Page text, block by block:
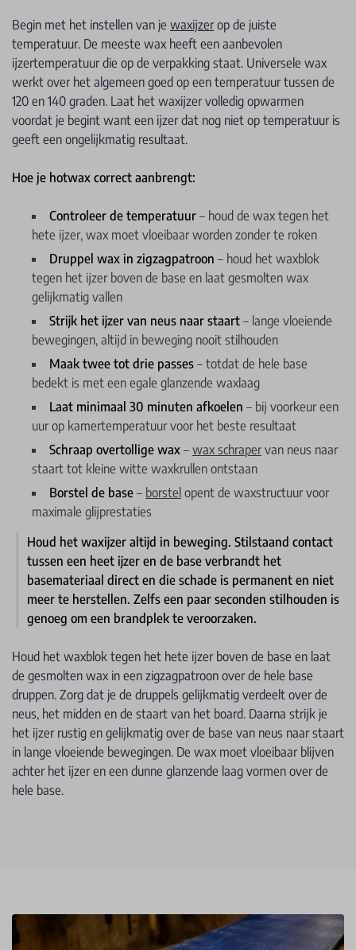
Begin met het instellen van je waxijzerop de juiste
temperatuur. De meeste wax heeft een aanbevolen
ijzertemperatuur die op de verpakking staat. Universele wax
werkt over het algemeen goed op een temperatuur tussen de
120 en 140 graden. Laat het waxijzer volledig opwarmen
voordat je begint want een ijzer dat nog niet op temperatuur is
geeft een ongelijkmatig resultaat.
Hoe je hotwax correct aanbrengt:
Controleer de temperatuur – houd de wax tegen het
hete ijzer, wax moet vloeibaar worden zonder te roken
Druppel wax in zigzagpatroon – houd het waxblok
tegen het ijzer boven de base en laat gesmolten wax
gelijkmatig vallen
Strijk het ijzer van neus naar staart – lange vloeiende
bewegingen, altijd in beweging nooit stilhouden
Maak twee tot drie passes – totdat de hele base
bedekt is met een egale glanzende waxlaag
Laat minimaal 30 minuten afkoelen – bij voorkeur een
uur op kamertemperatuur voor het beste resultaat
Schraap overtollige wax – wax schrapervan neus naar
staart tot kleine witte waxkrullen ontstaan
Borstel de base – borstel opent de waxstructuur voor
maximale glijprestaties
Houd het waxijzer altijd in beweging. Stilstaand contact
tussen een heet ijzer en de base verbrandt het
basemateriaal direct en die schade is permanent en niet
meer te herstellen. Zelfs een paar seconden stilhouden is
genoeg om een brandplek te veroorzaken.
Houd het waxblok tegen het hete ijzer boven de base en laat
de gesmolten wax in een zigzagpatroon over de hele base
druppen. Zorg dat je de druppels gelijkmatig verdeelt over de
neus, het midden en de staart van het board. Daarna strijk je
het ijzer rustig en gelijkmatig over de base van neus naar staart
in lange vloeiende bewegingen. De wax moet vloeibaar blijven
achter het ijzer en een dunne glanzende laag vormen over de
hele base.